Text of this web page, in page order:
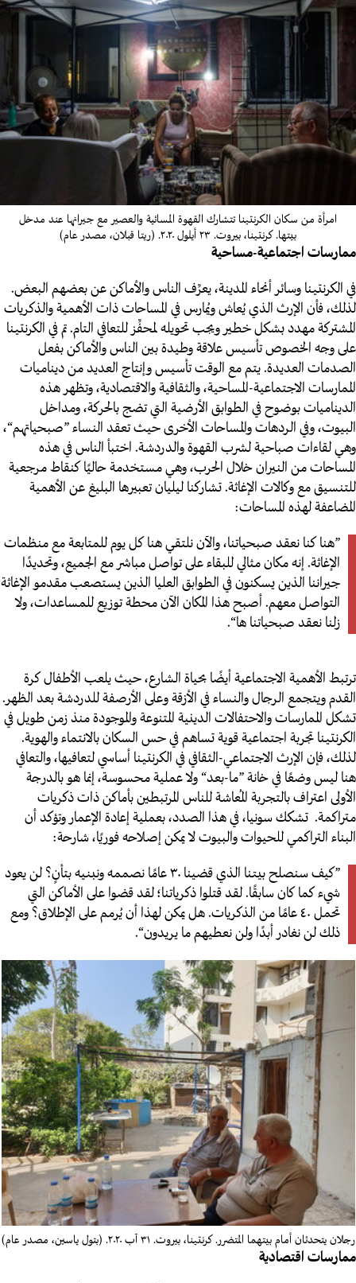
امرأة من سكان الكرنتينا تتشارك القهوة المسائية والعصير مع جيرانها عند مدخل
بيتها.كرنتينا، بيروت.
ممارسات اجتماعية-مساحية
في الكرنتينا وسائر أنحاء المدينة، يعرِّف الناس والأماكن عن بعضهم البعض.
لذلك، فأن الإرث الذي يُعاش ويُمارس في المساحات ذات الأهمية والذكريات
المشتركة مهدد بشكل خطير ويجب تحويله لمحفِّز للتعافي التام. تم في الكرنتينا
على وجه الخصوص تأسيس علاقة وطيدة بين الناس والأماكن بفعل
الصدمات العديدة. يتم مع الوقت تأسيس وإنتاج العديد من ديناميات
الممارسات الاجتماعية-المساحية، والثقافية والاقتصادية، وتظهر هذه
الديناميات بوضوح في الطوابق الأرضية التي تضج بالحركة، ومداخل
البيوت، وفي الردهات والمساحات الأخرى حيث تعقد النساء ”صبحياتهم“،
وهي لقاءات صباحية لشرب القهوة والدردشة. اختبأ الناس في هذه
المساحات من النيران خلال الحرب، وهي مستخدمة حاليًا كنقاط مرجعية
للتنسيق مع وكالات الإغاثة. تشاركنا ليليان تعبيرها البليغ عن الأهمية
المضاعفة لهذه المساحات:
”هنا كنا نعقد صبحياتنا، والآن نلتقي هنا كل يوم للمتابعة مع منظمات
الإغاثة. إنه مكان مثالي للبقاء على تواصل مباشر مع الجميع، وتحديدًا
جيراننا الذين يسكنون في الطوابق العليا الذين يستصعب مقدمو الإغاثة
التواصل معهم. أصبح هذا المكان الآن محطة توزيع للمساعدات، ولا
زلنا نعقد صبحياتنا ها“.
ترتبط الأهمية الاجتماعية أيضًا بحياة الشارع، حيث يلعب الأطفال كرة
القدم ويتجمع الرجال والنساء في الأزقة وعلى الأرصفة للدردشة بعد الظهر.
تشكل الممارسات والاحتفالات الدينية المتنوعة والموجودة منذ زمن طويل في
الكرنتينا تجربة اجتماعية قوية تساهم في حس السكان بالانتماء والهوية.
لذلك، فإن الإرث الاجتماعي-الثقافي في الكرنتينا أساسي لتعافيها، والتعافي
هنا ليس وضعًا في خانة ”ما-بعد“ ولا عملية محسوسة، إنما هو بالدرجة
الأولى اعتراف بالتجربة المُعاشة للناس المرتبطين بأماكن ذات ذكريات
متراكمة. تشكك سونيا، في هذا الصدد، بعملية إعادة الإعمار وتؤكد أن
البناء التراكمي للحيوات والبيوت لا يمكن إصلاحه فوريًا، شارحة:
”كيف سنصلح بيتنا الذي قضينا ٣٠ عامًا نصممه ونبنيه بتأنٍ؟ لن يعود
شيء كما كان سابقًا. لقد قتلوا ذكرياتنا؛ لقد قضوا على الأماكن التي
تحمل ٤٠ عامًا من الذكريات. هل يمكن لهذا أن يُرمم على الإطلاق؟ ومع
ذلك لن نغادر أبدًا ولن نعطيهم ما يريدون“.
رجلان يتحدثان أمامبيتهما المتضرر.كرنتينا، بيروت.
ممارسات اقتصادية